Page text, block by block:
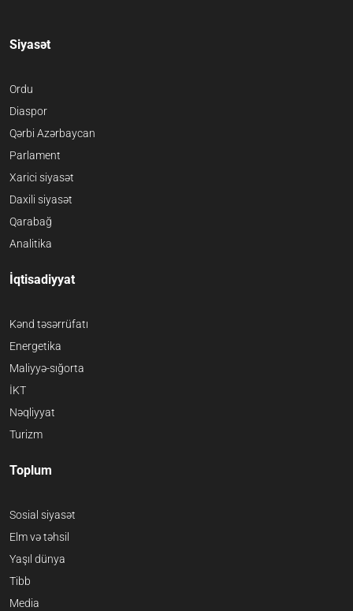
Siyasət
Ordu
Diaspor
Qərbi Azərbaycan
Parlament
Xarici siyasət
Daxili siyasət
Qarabağ
Analitika
İqtisadiyyat
Kənd təsərrüfatı
Energetika
Maliyyə-sığorta
İKT
Nəqliyyat
Turizm
Toplum
Sosial siyasət
Elm və təhsil
Yaşıl dünya
Tibb
Media